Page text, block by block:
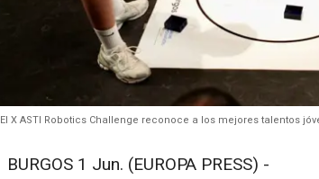
El X ASTI Robotics Challenge reconoce a los mejores talentos
BURGOS 1 Jun. (EUROPA PRESS) -